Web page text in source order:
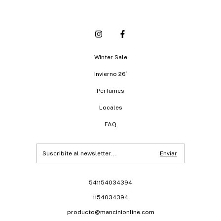
Winter Sale
Invierno 26´
Perfumes
Locales
FAQ
541154034394
1154034394
producto@mancinionline.com